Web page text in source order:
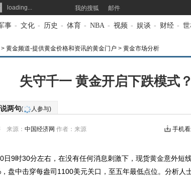
loading... 我的搜狐 邮件
事 - 文化 - 历史 - 体育 - NBA - 视频 - 娱谈 - 财经 - 世
> 黄金频道-提供黄金价格和资讯的黄金门户 > 黄金市场分析
失守千一 黄金开启下跌模式？
两句( 人参与)
来源： 中国经济网 作者：来源 手机
9时30分左右，在没有任何消息刺激下，现货黄金意外短
盘中击穿每盎司1100美元关口，至五年最低点位。分析人